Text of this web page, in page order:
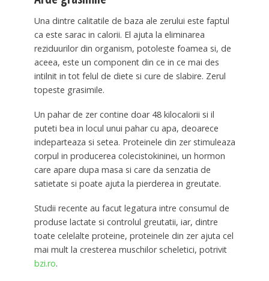
Una dintre calitatile de baza ale zerului este faptul
ca este sarac in calorii. El ajuta la eliminarea
reziduurilor din organism, potoleste foamea si, de
aceea, este un component din ce in ce mai des
intilnit in tot felul de diete si cure de slabire. Zerul
topeste grasimile.
Un pahar de zer contine doar 48 kilocalorii si il
puteti bea in locul unui pahar cu apa, deoarece
indeparteaza si setea. Proteinele din zer stimuleaza
corpul in producerea colecistokininei, un hormon
care apare dupa masa si care da senzatia de
satietate si poate ajuta la pierderea in greutate.
Studii recente au facut legatura intre consumul de
produse lactate si controlul greutatii, iar, dintre
toate celelalte proteine, proteinele din zer ajuta cel
mai mult la cresterea muschilor scheletici, potrivit
bzi.ro.